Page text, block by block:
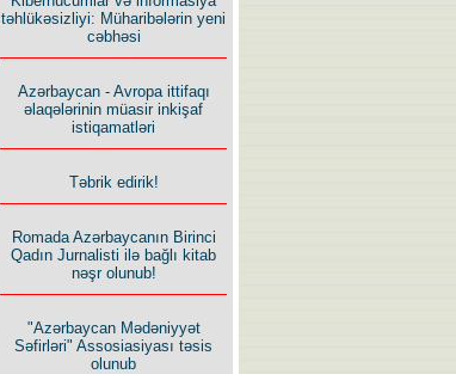
təhlükəsizliyi: Müharibələrin yeni
cəbhəsi
Azərbaycan - Avropa ittifaqı
əlaqələrinin müasir inkişaf
istiqamatləri
Təbrik edirik!
Romada Azərbaycanın Birinci
Qadın Jurnalisti ilə bağlı kitab
nəşr olunub!
"Azərbaycan Mədəniyyət
Səfirləri" Assosiasiyası təsis
olunub